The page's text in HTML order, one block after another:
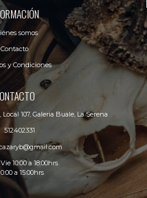
somos
Contacto
y Condiciones
107, Galeria Buale, La Serena
512402331
10:00 a 18:00hrs
a 15:00hrs